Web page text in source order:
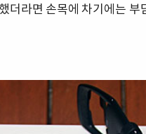
더라면 손목에 차기에는 부